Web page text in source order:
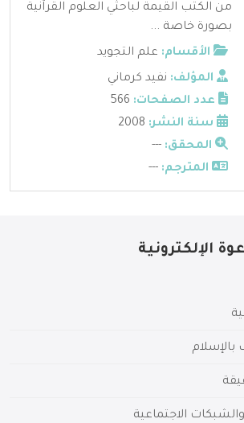
من الكتب القيمة لباحثي العلوم القرآنية
بصورة خاصة ...
الأقسام: علم التجويد
المؤلف: نفيد كرماني
عدد الصفحات:
سنة النشر:
المحقق: ---
المترجم: ---
الإلكترونية
بالإسلام
الاجتماعية